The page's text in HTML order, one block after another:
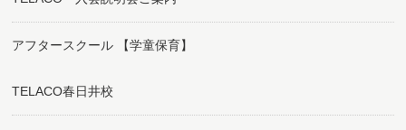
アフタースクール 【学童保育】
TELACO春日井校